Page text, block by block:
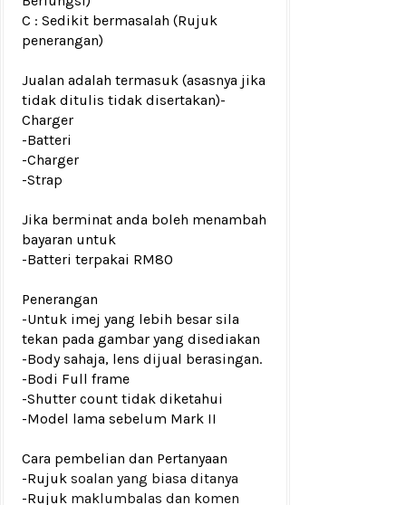
C : Sedikit bermasalah (Rujuk
penerangan)
Jualan adalah termasuk (asasnya jika
tidak ditulis tidak disertakan)-
Charger
-Batteri
-Charger
-Strap
Jika berminat anda boleh menambah
bayaran untuk
-Batteri terpakai RM80
Penerangan
-Untuk imej yang lebih besar sila
tekan pada gambar yang disediakan
-Body sahaja, lens dijual berasingan.
-Bodi Full frame
-Shutter count tidak diketahui
-Model lama sebelum Mark II
Cara pembelian dan Pertanyaan
-Rujuk soalan yang biasa ditanya
-Rujuk maklumbalas dan komen